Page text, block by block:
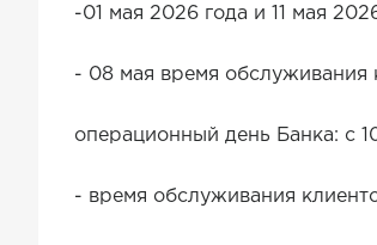
-01 мая 2026 года и 11 мая
- 08 мая время обслуживания
операционный день Банка: с
- время обслуживания